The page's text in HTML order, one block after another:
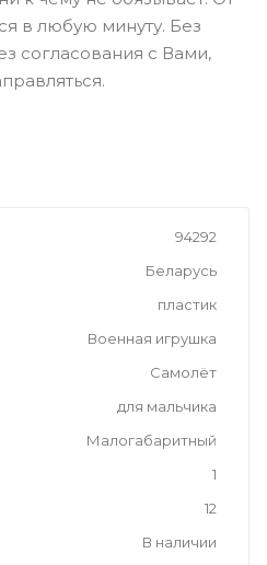
в любую минуту. Без
согласования с Вами,
94292
Беларусь
пластик
Военная игрушка
Самолёт
для мальчика
Малогабаритный
1
12
В наличии